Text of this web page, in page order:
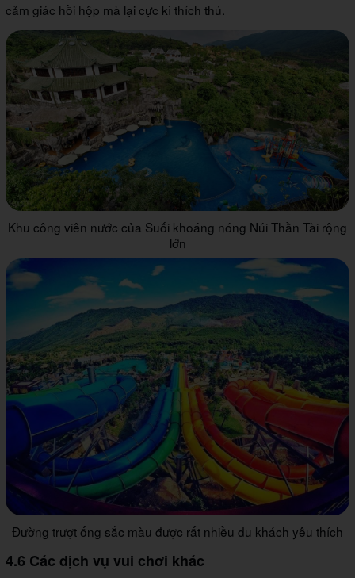
cảm giác hồi hộp mà lại cực kì thích thú.
Khu công viên nước của Suối khoáng nóng Núi Thần Tài rộng
lớn
Đường trượt ống sắc màu được rất nhiều du khách yêu thích
4.6 Các dịch vụ vui chơi khác